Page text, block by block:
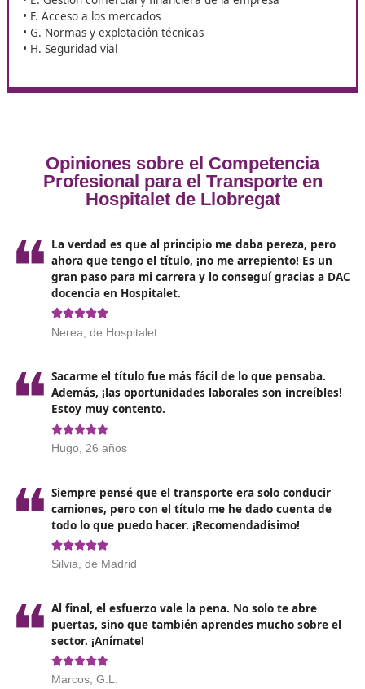
Eltiempo dedicado a la carga y descarga
planificado cuidadosamente. Una gestión eficiente
procesos ayuda a evitar retrasos y optimizar las
operaciones.
Por último,la atención al clientejuega un rol
con rapidez y profesionalismo son aspectos
imprescindibles.
Normativa y contenido del curso
competencia profesional versarán sobre elcontenido
programa incluido en el anexo I parte I del
(CE) nº 1071/2009 por el que se establecen las normas
comunes relativas a las condiciones que han de
• A. Elementos de Derecho civil
• B. Elementos de Derecho mercantil
• C. Elementos de Derecho laboral
• F. Acceso a los mercados
• G. Normas y explotación técnicas
• H. Seguridad vial